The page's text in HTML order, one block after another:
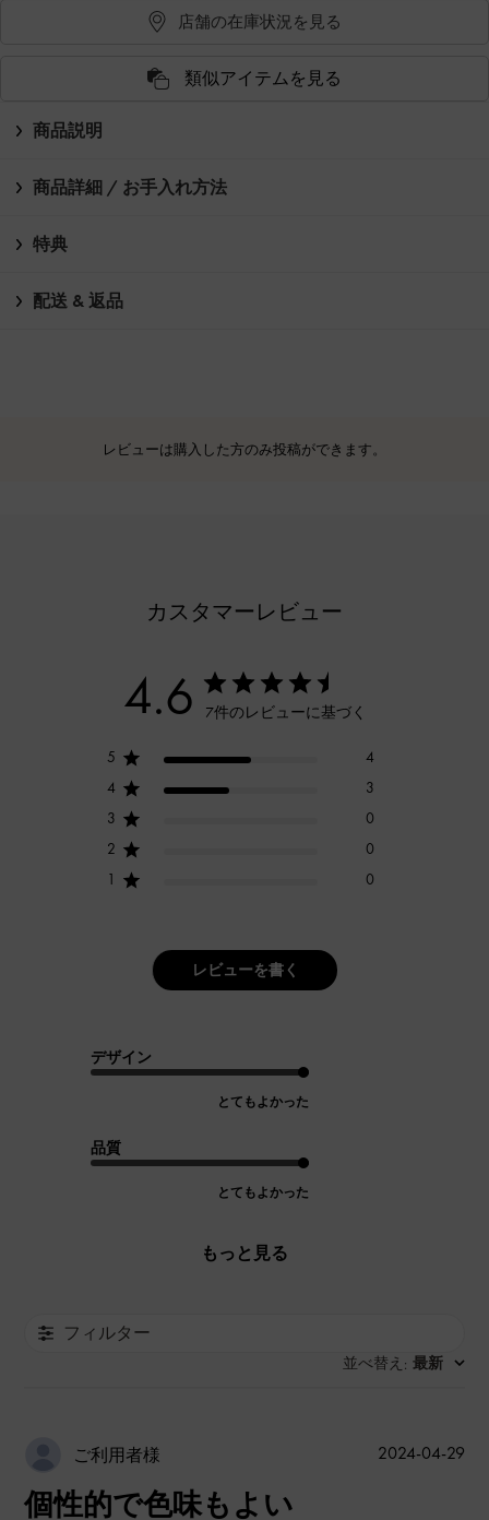
店舗の在庫状況を見る
類似アイテムを見る
商品説明
商品詳細 / お手入れ方法
特典
配送 & 返品
レビューは購入した方のみ投稿ができます。
カスタマーレビュー
4.6 7件のレビューに基づく
5
4
4
3
3
0
2
0
1
0
レビューを書く
デザイン
とてもよかった
品質
とてもよかった
もっと見る
フィルター
並べ替え : 最新
ご利用者様
個性的で色味もよい
公
2024-04-29